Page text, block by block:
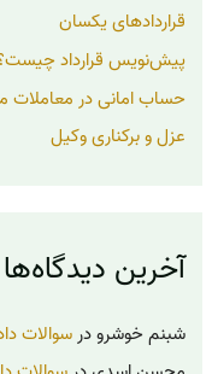
قراردادهای یکسان
پیش‌نویس قرارداد
حساب امانی در معاملات
عزل و برکناری وکیل
آخرین دیدگاه‌ها
شبنم خوشرودرسوالات